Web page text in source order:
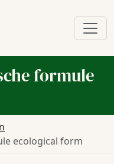
formule
ecological form